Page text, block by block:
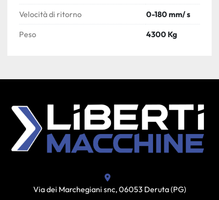
Velocità di ritorno 0-180 mm/ s
Peso 4300 Kg
Via dei Marchegiani snc, 06053 Deruta (PG)